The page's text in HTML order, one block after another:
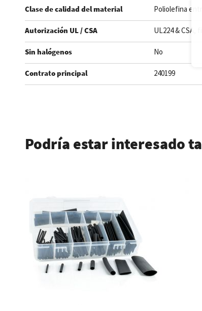
Clase de calidad del material Poliolefina
Autorización UL / CSA UL224 & CSA,
Sin halógenos No
Contrato principal 240199
Podría estar interesado